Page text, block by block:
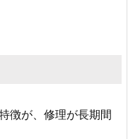
徴が、修理が長期間